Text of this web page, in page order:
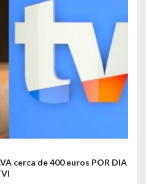
cerca de 400 euros POR DIA